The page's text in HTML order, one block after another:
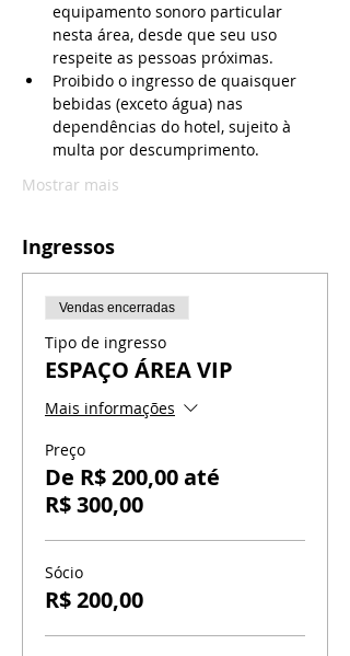
equipamento sonoro particular
nesta área, desde que seu uso
respeite as pessoas próximas.
Proibido o ingresso de quaisquer
bebidas (exceto água) nas
dependências do hotel, sujeito à
multa por descumprimento.
Mostrar mais
Ingressos
Vendas encerradas
Tipo de ingresso
ESPAÇO ÁREA VIP
Mais informações
Preço
De R$ 200,00 até
R$ 300,00
Sócio
R$ 200,00